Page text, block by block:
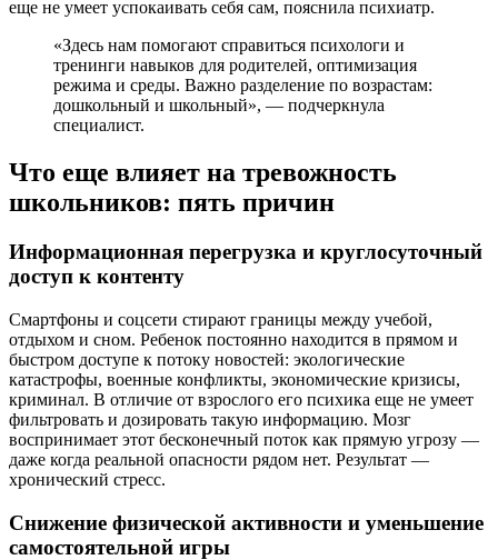
еще не умеет успокаивать себя сам, пояснила психиатр.
«Здесь нам помогают справиться психологи и
тренинги навыков для родителей, оптимизация
режима и среды. Важно разделение по возрастам:
дошкольный и школьный», — подчеркнула
специалист.
Что еще влияет на тревожность
школьников: пять причин
Информационная перегрузка и круглосуточный
доступ к контенту
Смартфоны и соцсети стирают границы между учебой,
отдыхом и сном. Ребенок постоянно находится в прямом и
быстром доступе к потоку новостей: экологические
катастрофы, военные конфликты, экономические кризисы,
криминал. В отличие от взрослого его психика еще не умеет
фильтровать и дозировать такую информацию. Мозг
воспринимает этот бесконечный поток как прямую угрозу —
даже когда реальной опасности рядом нет. Результат —
хронический стресс.
Снижение физической активности и уменьшение
самостоятельной игры